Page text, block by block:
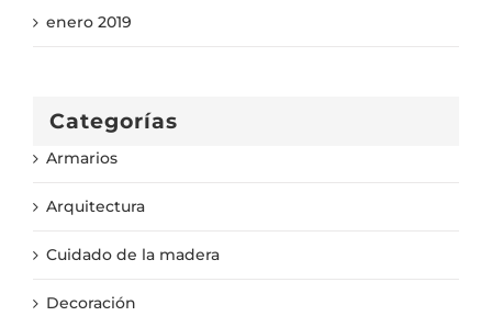
enero 2019
Categorías
Armarios
Arquitectura
Cuidado de la madera
Decoración